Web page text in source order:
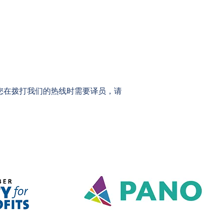
在拨打我们的热线时需要译员，请